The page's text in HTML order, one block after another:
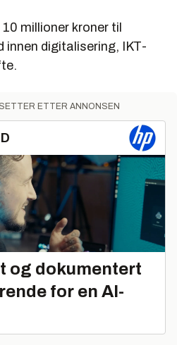
millioner kroner til
innen digitalisering, IKT-
ETTER ANNONSEN
og dokumentert
for en AI-